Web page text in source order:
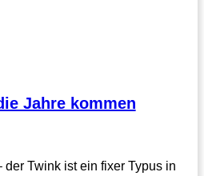
Jahre kommen
der Twink ist ein fixer Typus in